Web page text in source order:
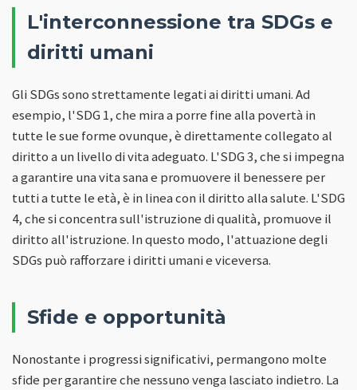
L'interconnessione tra SDGs e
diritti umani
Gli SDGs sono strettamente legati ai diritti umani. Ad
esempio, l'SDG 1, che mira a porre fine alla povertà in
tutte le sue forme ovunque, è direttamente collegato al
diritto a un livello di vita adeguato. L'SDG 3, che si impegna
a garantire una vita sana e promuovere il benessere per
tutti a tutte le età, è in linea con il diritto alla salute. L'SDG
4, che si concentra sull'istruzione di qualità, promuove il
diritto all'istruzione. In questo modo, l'attuazione degli
SDGs può rafforzare i diritti umani e viceversa.
Sfide e opportunità
Nonostante i progressi significativi, permangono molte
sfide per garantire che nessuno venga lasciato indietro. La